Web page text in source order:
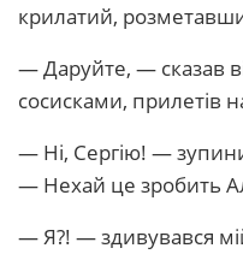
крилатий, розметавши
— Даруйте, — сказав
сосисками, прилетів
— Ні, Сергію! —
— Нехай це зробить
— Я?! — здивувався